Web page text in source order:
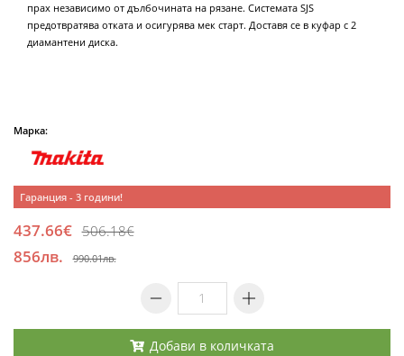
прах независимо от дълбочината на рязане. Системата SJS
предотвратява отката и осигурява мек старт. Доставя се в куфар с 2
диамантени диска.
Марка:
Гаранция - 3 години!
437.66€ 506.18€
856лв. 990.01лв.
Добави в количката